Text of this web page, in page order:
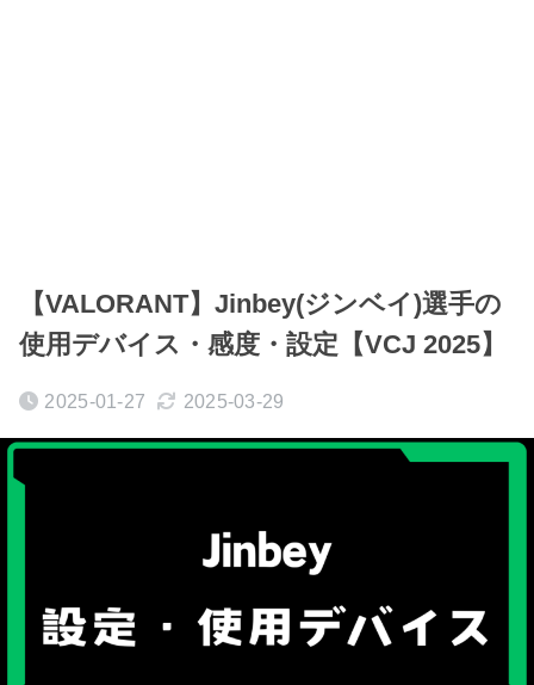
【VALORANT】Jinbey(ジンベイ)選手の
使用デバイス・感度・設定【VCJ 2025】
2025-01-27 2025-03-29